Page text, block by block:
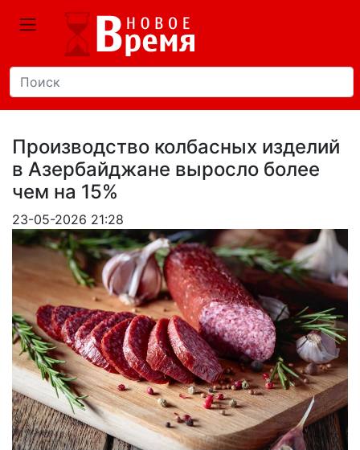
Производство колбасных изделий
в Азербайджане выросло более
чем на 15%
23-05-2026 21:28